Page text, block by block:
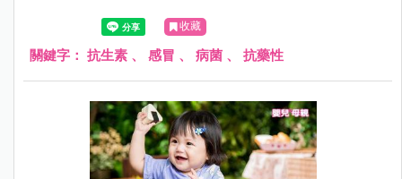
收藏
關鍵字： 抗生素 、 感冒 、 病菌 、 抗藥性